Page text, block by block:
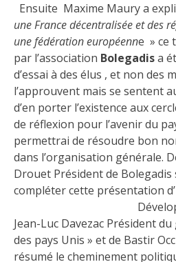
Ensuite Maxime Maury a
une France décentralisée et des
une fédération européenne » ce
par l’association Bolegadisa
d’essai à des élus , et non des
l’approuvent mais se sentent
d’en porter l’existence aux
de réflexion pour l’avenir du
permettrai de résoudre bon
dans l’organisation générale.
Drouet Président de Bolegadis
compléter cette présentation
Développé et
Jean-Luc Davezac Président
des pays Unis » et de Bastir
résumé le cheminement